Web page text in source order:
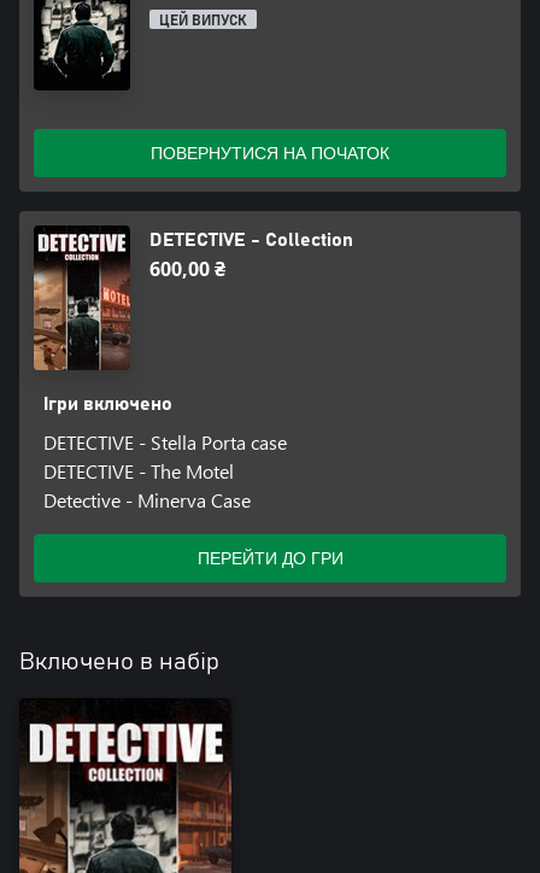
ЦЕЙ ВИПУСК
ПОВЕРНУТИСЯ НА ПОЧАТОК
DETECTIVE - Collection
600,00 ₴
Ігри включено
DETECTIVE - Stella Porta case
DETECTIVE - The Motel
Detective - Minerva Case
ПЕРЕЙТИ ДО ГРИ
Включено в набір